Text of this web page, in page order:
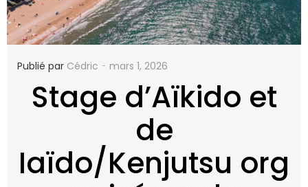
Publié par Cédric - mars 1, 2026
Stage d’Aïkido et
de
Iaïdo/Kenjutsu org